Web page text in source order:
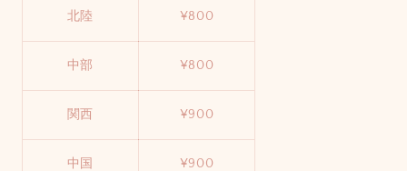
北陸 ¥800
中部 ¥800
関西 ¥900
中国 ¥900